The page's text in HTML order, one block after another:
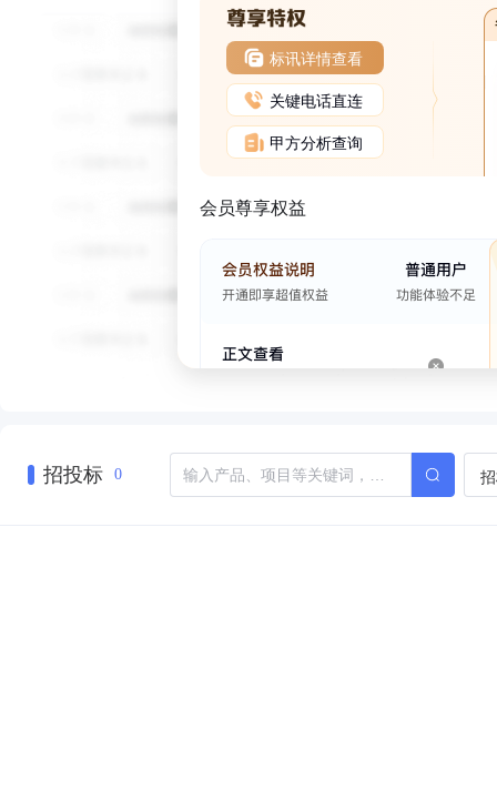
标讯详情查看
关键电话直连
甲方分析查询
会员尊享权益
招投标 0